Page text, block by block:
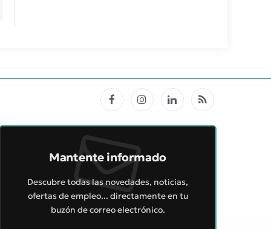
FacebookInstagramLinkedInRSS
Mantente informado
Descubre todas las novedades, noticias,
ofertas de empleo... directamente en tu
buzón de correo electrónico.